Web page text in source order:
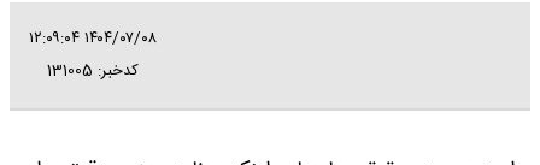
۱۴۰۴/۰۷/۰۸ ۱۲:۰۹:۰۴
کدخبر: 131005